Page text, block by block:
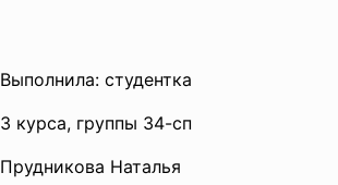
Выполнила: студентка
3 курса, группы 34-сп
Прудникова Наталья